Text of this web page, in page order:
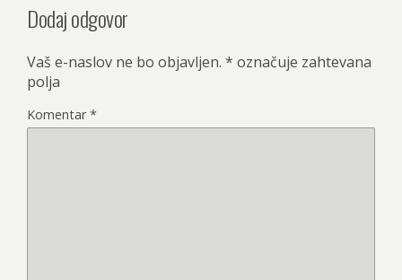
Dodaj odgovor
Vaš e-naslov ne bo objavljen. * označuje zahtevana
polja
Komentar*